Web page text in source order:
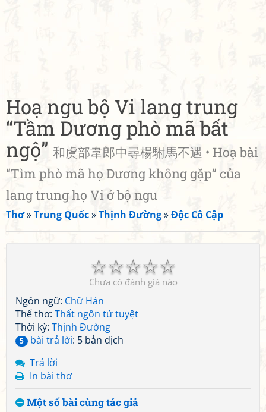
Hoạ ngu bộ Vi lang trung
“Tầm Dương phò mã bất
ngộ” 和虞部韋郎中尋楊駙馬不遇 • Hoạ bài
“Tìm phò mã họ Dương không gặp” của
lang trung họ Vi ở bộ ngu
Thơ»Trung Quốc»Thịnh Đường»Độc Cô Cập
☆
☆
☆
☆
☆
Chưa có đánh giá nào
Ngôn ngữ: Chữ Hán
Thể thơ: Thất ngôn tứ tuyệt
Thời kỳ: Thịnh Đường
5 bài trả lời: 5 bản dịch
Trả lời
In bài thơ
Một số bài cùng tác giả